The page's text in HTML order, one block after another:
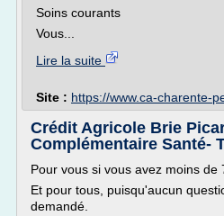
Soins courants
Vous...
Lire la suite
Site : https://www.ca-charente-
Crédit Agricole Brie
Complémentaire Santé-
Pour vous si vous avez moins de
Et pour tous, puisqu'aucun
demandé.